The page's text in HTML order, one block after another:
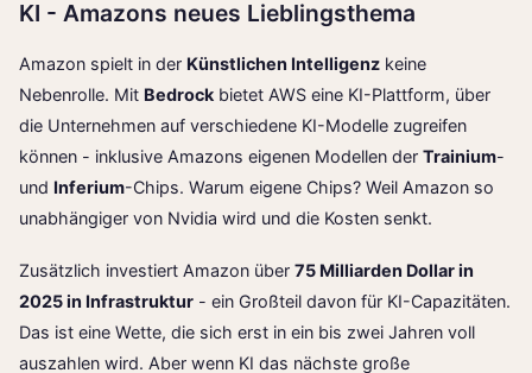
KI - Amazons neues Lieblingsthema
Amazon spielt in der Künstlichen Intelligenz keine
Nebenrolle. Mit Bedrock bietet AWS eine KI-Plattform, über
die Unternehmen auf verschiedene KI-Modelle zugreifen
können - inklusive Amazons eigenen Modellen der Trainium-
und Inferium-Chips. Warum eigene Chips? Weil Amazon so
unabhängiger von Nvidia wird und die Kosten senkt.
Zusätzlich investiert Amazon über 75 Milliarden Dollar in
2025 in Infrastruktur - ein Großteil davon für KI-Capazitäten.
Das ist eine Wette, die sich erst in ein bis zwei Jahren voll
auszahlen wird. Aber wenn KI das nächste große